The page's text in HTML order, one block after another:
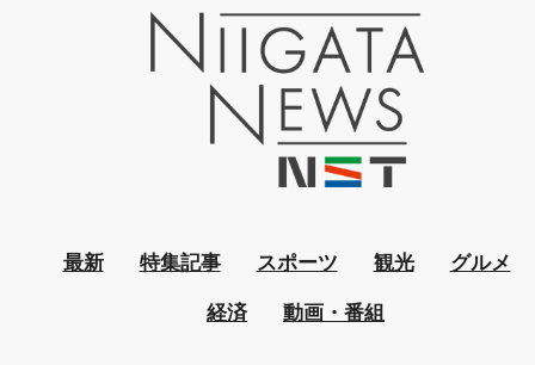
最新 特集記事 スポーツ 観光 グルメ
経済 動画・番組